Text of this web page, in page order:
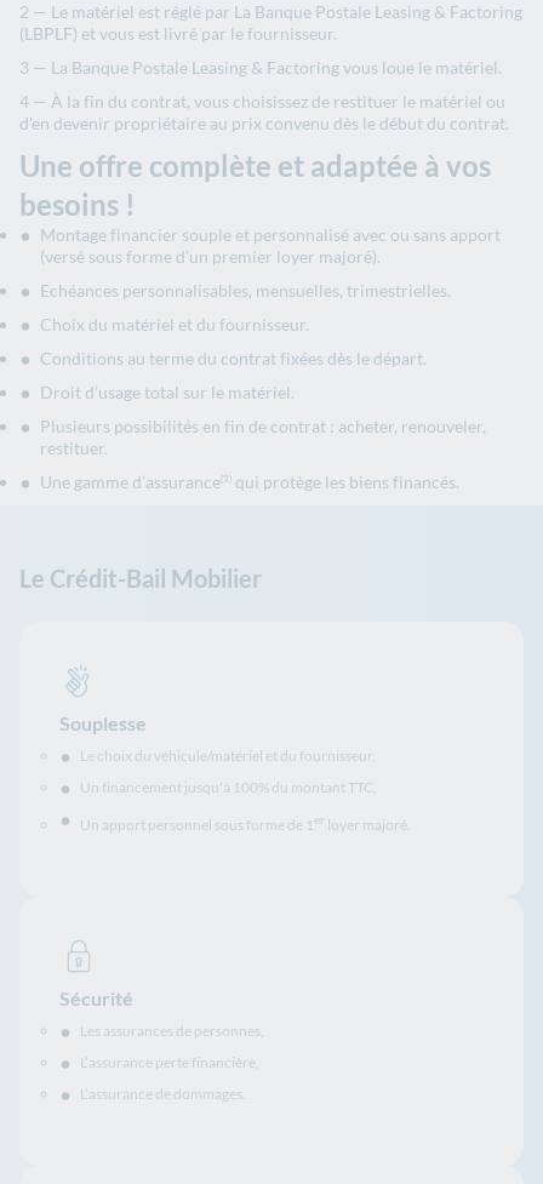
Le matériel est réglé par La Banque Postale Leasing & Factoring
(LBPLF) et vous est livré par le fournisseur.
La Banque Postale Leasing & Factoring vous loue le matériel.
À la fin du contrat, vous choisissez de restituer le matériel ou
d'en devenir propriétaire au prix convenu dès le début du contrat.
Une offre complète et adaptée à vos
besoins !
Montage financier souple et personnalisé avec ou sans apport
(versé sous forme d’un premier loyer majoré).
Echéances personnalisables, mensuelles, trimestrielles.
Choix du matériel et du fournisseur.
Conditions au terme du contrat fixées dès le départ.
Droit d’usage total sur le matériel.
Plusieurs possibilités en fin de contrat : acheter, renouveler,
restituer.
Une gamme d’assurance(3) qui protège les biens financés.
Le Crédit-Bail Mobilier
Souplesse
Le choix du véhicule/matériel et du fournisseur,
Un financement jusqu'à 100% du montant TTC,
Un apport personnel sous forme de 1er loyer majoré.
Sécurité
Les assurances de personnes,
L’assurance perte financière,
L’assurance de dommages.